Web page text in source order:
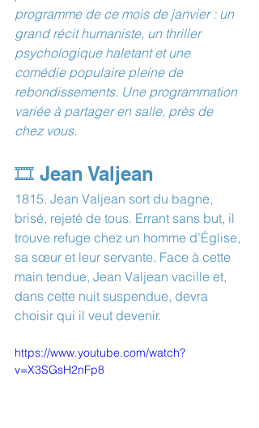
programme de ce mois de janvier : un
grand récit humaniste, un thriller
psychologique haletant et une
comédie populaire pleine de
rebondissements. Une programmation
variée à partager en salle, près de
chez vous.
🎞️ Jean Valjean
1815. Jean Valjean sort du bagne,
brisé, rejeté de tous. Errant sans but, il
trouve refuge chez un homme d’Église,
sa sœur et leur servante. Face à cette
main tendue, Jean Valjean vacille et,
dans cette nuit suspendue, devra
choisir qui il veut devenir.
https://www.youtube.com/watch?
v=X3SGsH2nFp8